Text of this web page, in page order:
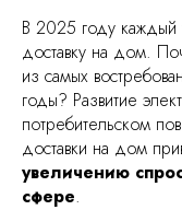
В 2025 году каждый
доставку на дом.
из самых
годы? Развитие
потребительском
доставки на дом
увеличению
сфере.